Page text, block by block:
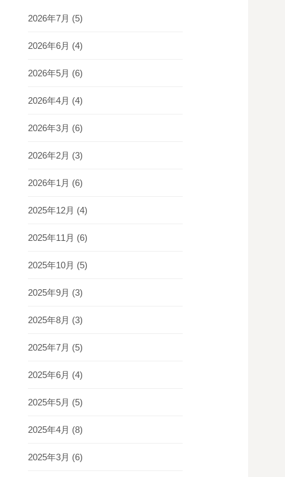
2026年7月 (5)
2026年6月 (4)
2026年5月 (6)
2026年4月 (4)
2026年3月 (6)
2026年2月 (3)
2026年1月 (6)
2025年12月 (4)
2025年11月 (6)
2025年10月 (5)
2025年9月 (3)
2025年8月 (3)
2025年7月 (5)
2025年6月 (4)
2025年5月 (5)
2025年4月 (8)
2025年3月 (6)